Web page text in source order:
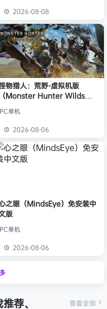
2026-08-08
物猎人：荒野-虚拟机版
（Monster Hunter Wilds
PC单机
2026-08-06
之眼（MindsEye）免安装中
版
PC单机
2026-08-06
荐、 查看全部